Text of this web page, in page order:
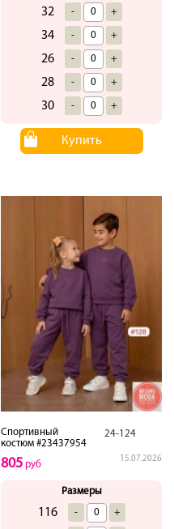
32 - +
34 - +
26 - +
28 - +
30 - +
Купить
Спортивный
костюм #23437954
24-124
15.07.2026
805 руб
Размеры
116 - +